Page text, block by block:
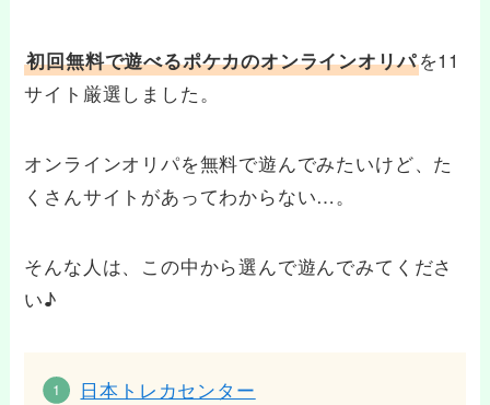
初回無料で遊べるポケカのオンラインオリパを11
サイト厳選しました。
オンラインオリパを無料で遊んでみたいけど、た
くさんサイトがあってわからない…。
そんな人は、この中から選んで遊んでみてくださ
い♪
日本トレカセンター